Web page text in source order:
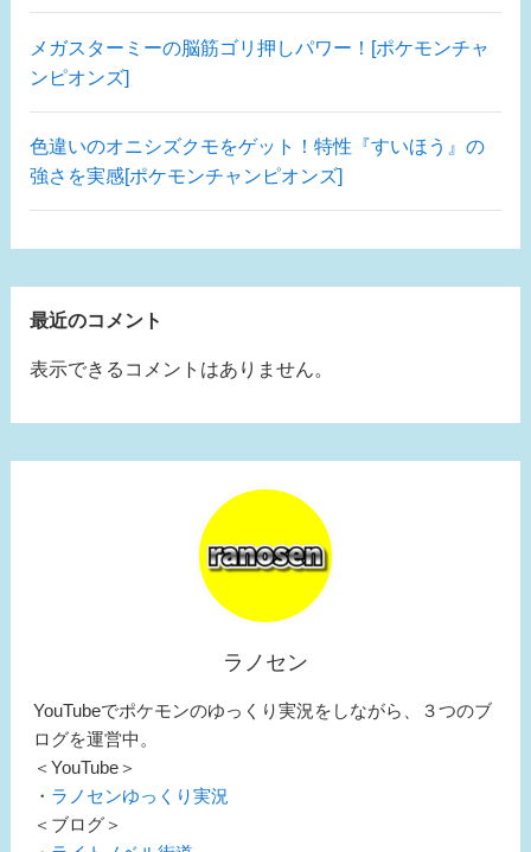
メガスターミーの脳筋ゴリ押しパワー！[ポケモンチャ
ンピオンズ]
色違いのオニシズクモをゲット！特性『すいほう』の
強さを実感[ポケモンチャンピオンズ]
最近のコメント
表示できるコメントはありません。
ラノセン
YouTubeでポケモンのゆっくり実況をしながら、３つのブ
ログを運営中。
＜YouTube＞
・ ラノセンゆっくり実況
＜ブログ＞